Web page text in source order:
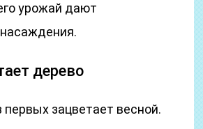
урожай дают
дерево
зацветает весной.